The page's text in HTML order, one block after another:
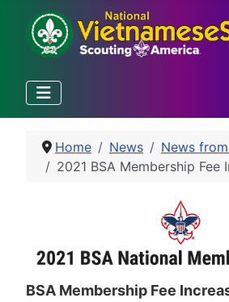
Home News
News
2021 BSA Membership Fee
BSA Membership Fee